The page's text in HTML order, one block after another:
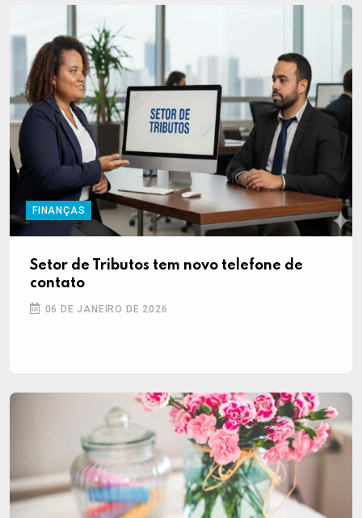
FINANÇAS
Setor de Tributos tem novo telefone de
contato
06 DE JANEIRO DE 2026